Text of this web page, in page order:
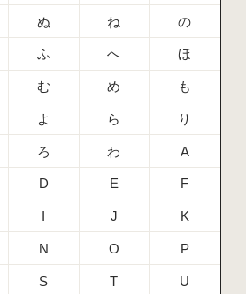
ぬ ね の
ふ へ ほ
む め も
よ ら り
ろ わ A
D E F
I J K
N O P
S T U